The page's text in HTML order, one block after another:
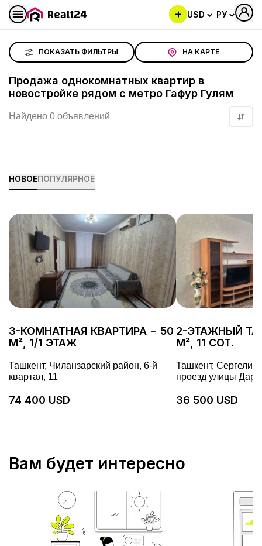
USD РУ
ПОКАЗАТЬ ФИЛЬТРЫ НА КАРТЕ
Продажа однокомнатных квартир в
новостройке рядом с метро Гафур Гулям
Найдено 0 объявлений
НОВОЕПОПУЛЯРНОЕ
3-КОМНАТНАЯ КВАРТИРА − 50
М², 1/1 ЭТАЖ
Ташкент, Чиланзарский район, 6-й
квартал, 11
74 400 USD
2-ЭТАЖНЫЙ
М², 11 СОТ.
Ташкент,
проезд улицы
36 500 USD
Вам будет интересно